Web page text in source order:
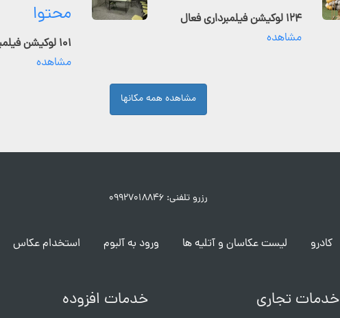
۱۲۴ لوکیشن فیلمبرداری فعال
مشاهده
محتوا
۱۰۱ لوکیشن فیلمبرداری فعال
مشاهده
مشاهده همه مکانها
رزرو تلفنی: ۰۹۹۲۷۰۱۸۸۴۶
کادرو لیست عکاسان و آتلیه ها ورود به آلبوم استخدام عکاس
خدمات تجاری خدمات افزوده